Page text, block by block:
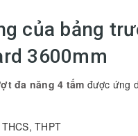
của bảng
3600mm
đa năng 4 tấm được ứng
THPT